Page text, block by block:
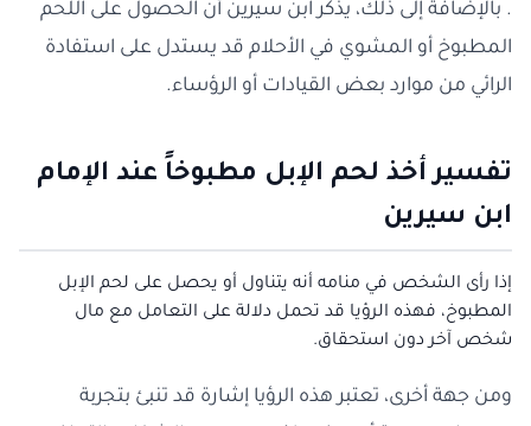
. بالإضافة إلى ذلك، يذكر ابن سيرين أن الحصول على اللحم
المطبوخ أو المشوي في الأحلام قد يستدل على استفادة
الرائي من موارد بعض القيادات أو الرؤساء.
تفسير أخذ لحم الإبل مطبوخاً عند الإمام
ابن سيرين
إذا رأى الشخص في منامه أنه يتناول أو يحصل على لحم الإبل
المطبوخ، فهذه الرؤيا قد تحمل دلالة على التعامل مع مال
شخص آخر دون استحقاق.
ومن جهة أخرى، تعتبر هذه الرؤيا إشارة قد تنبئ بتجربة